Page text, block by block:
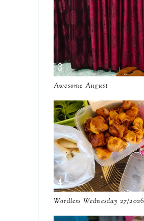
2024130
December 19
November 12
October10
August9
July 12
June
May11
April 13
March11
Awesome August
Wordless Wednesday 27/2026